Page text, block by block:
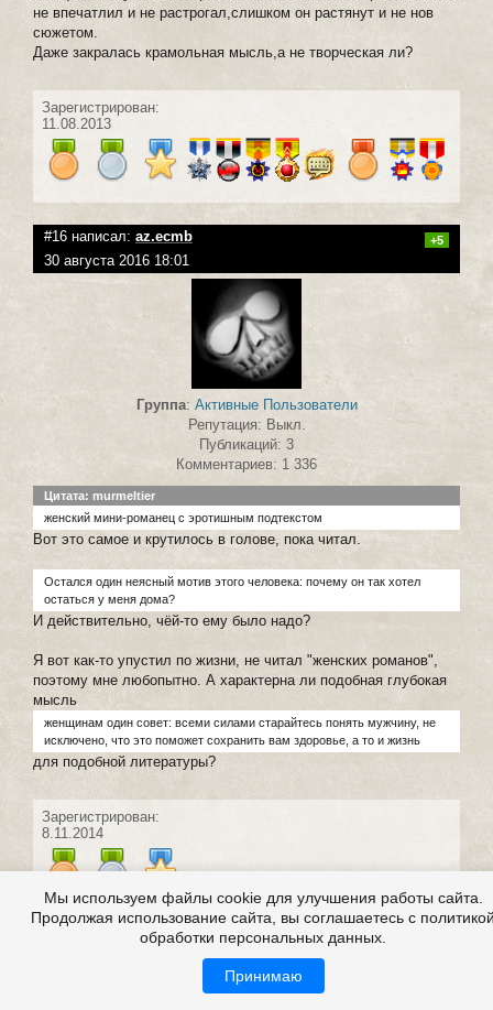
не впечатлил и не растрогал,слишком он растянут и не нов
сюжетом.
Даже закралась крамольная мысль,а не творческая ли?
Зарегистрирован:
11.08.2013
#16 написал: az.ecmb +5
30 августа 2016 18:01
Группа: Активные Пользователи
Репутация: Выкл.
Публикаций: 3
Комментариев: 1 336
Цитата: murmeltier
женский мини-романец с эротишным подтекстом
Вот это самое и крутилось в голове, пока читал.
Остался один неясный мотив этого человека: почему он так хотел
остаться у меня дома?
И действительно, чёй-то ему было надо?
Я вот как-то упустил по жизни, не читал "женских романов",
поэтому мне любопытно. А характерна ли подобная глубокая
мысль
женщинам один совет: всеми силами старайтесь понять мужчину, не
исключено, что это поможет сохранить вам здоровье, а то и жизнь
для подобной литературы?
Зарегистрирован:
8.11.2014
Ksenya078
Мы используем файлы cookie для улучшения работы сайта.
Продолжая использование сайта, вы соглашаетесь с
обработки персональных данных.
Принимаю